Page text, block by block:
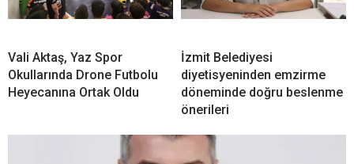
Vali Aktaş, Yaz Spor
Okullarında Drone Futbolu
Heyecanına Ortak Oldu
İzmit Belediyesi
diyetisyeninden emzirme
döneminde doğru beslenme
önerileri